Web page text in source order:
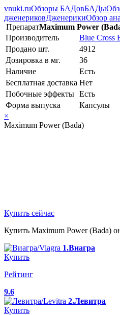
vnuki.ruОбзоры БАДовБАДы
дженериковДженерикиОбзор
ПрепаратMaximum Power
Производитель
Blue Cross
Продано шт.
4912
Дозировка в мг.
36
Наличие
Есть
Бесплатная доставка Нет
Побочные эффекты Есть
Форма выпуска
Капсулы
×
Maximum Power (Bada)
Купить сейчас
Купить Maximum Power (Bada)
1.Виагра
Купить
Рейтинг
9.6
2.Левитра
Купить